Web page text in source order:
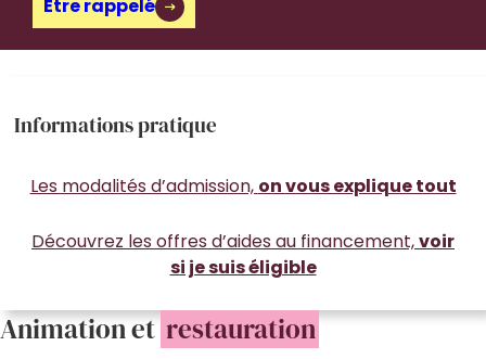
Être rappelé
Informations pratique
Les modalités d’admission, on vous explique tout
Découvrez les offres d’aides au financement,voir
si je suis éligible
Animation etrestauration